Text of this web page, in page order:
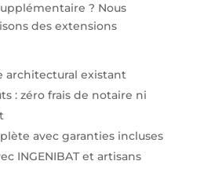
? Nous
des extensions
architectural existant
: zéro frais de notaire ni
avec garanties incluses
INGENIBAT et artisans